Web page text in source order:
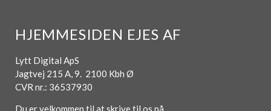
HJEMMESIDEN EJES AF
Lytt Digital ApS
Jagtvej 215 A, 9. 2100 Kbh Ø
CVR nr.: 36537930
Du er velkommen til at skrive til os på